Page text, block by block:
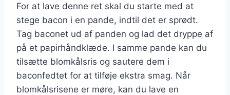
For at lave denne ret skal du starte med at
stege bacon i en pande, indtil det er sprødt.
Tag baconet ud af panden og lad det dryppe af
på et papirhåndklæde. I samme pande kan du
tilsætte blomkålsris og sautere dem i
baconfedtet for at tilføje ekstra smag. Når
blomkålsrisene er møre, kan du lave en